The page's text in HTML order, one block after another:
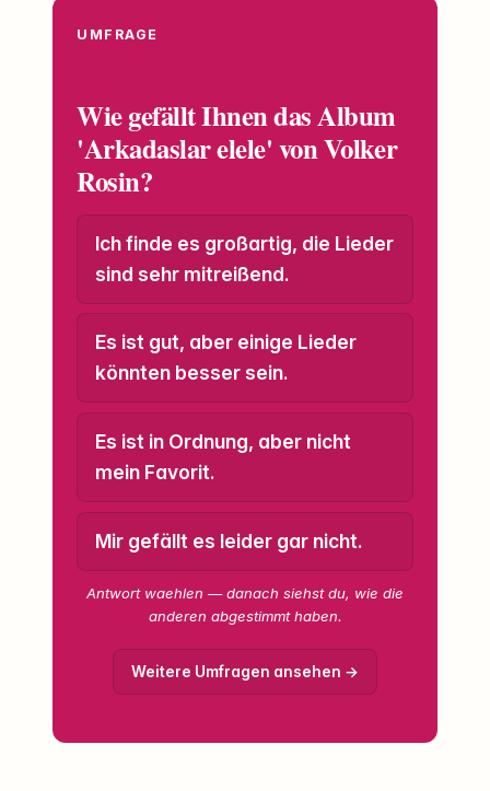
UMFRAGE
Wie gefällt Ihnen das Album
'Arkadaslar elele' von Volker
Rosin?
Ich finde es großartig, die Lieder
sind sehr mitreißend.
Es ist gut, aber einige Lieder
könnten besser sein.
Es ist in Ordnung, aber nicht
mein Favorit.
Mir gefällt es leider gar nicht.
Antwort waehlen — danach siehst du, wie die
anderen abgestimmt haben.
Weitere Umfragen ansehen →